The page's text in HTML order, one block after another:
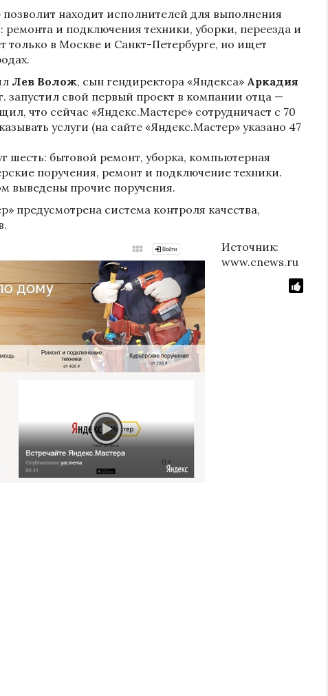
находит исполнителей для выполнения
и подключения техники, уборки, переезда и
только в Москве и Санкт-Петербурге, но ищет
Лев Волож, сын гендиректора «Яндекса» Аркадия
запустил свой первый проект в компании отца —
что сейчас «Яндекс.Мастере» сотрудничает с 70
услуги (на сайте «Яндекс.Мастер» указано 47
шесть: бытовой ремонт, уборка, компьютерная
поручения, ремонт и подключение техники.
выведены прочие поручения.
предусмотрена система контроля качества,
Источник:
www.cnews.ru